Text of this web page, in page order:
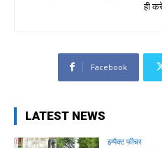
ही
Facebook
LATEST NEWS
इम्पैक्ट फीचर